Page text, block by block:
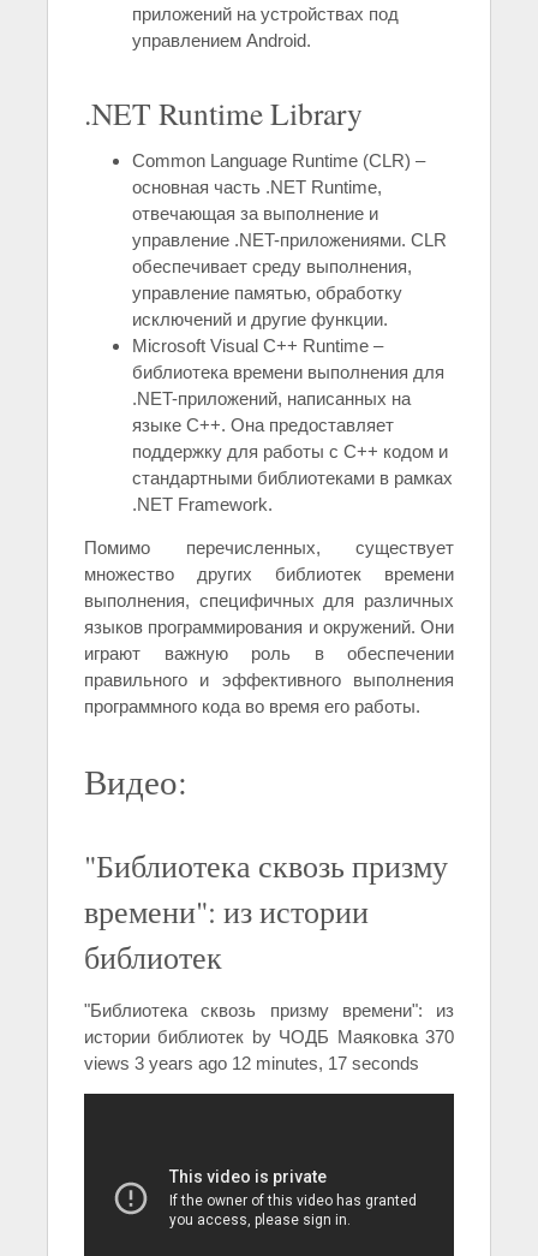
приложений на устройствах под
управлением Android.
.NET Runtime Library
Common Language Runtime (CLR) –
основная часть .NET Runtime,
отвечающая за выполнение и
управление .NET-приложениями. CLR
обеспечивает среду выполнения,
управление памятью, обработку
исключений и другие функции.
Microsoft Visual C++ Runtime –
библиотека времени выполнения для
.NET-приложений, написанных на
языке C++. Она предоставляет
поддержку для работы с C++ кодом и
стандартными библиотеками в рамках
.NET Framework.
Помимо перечисленных, существует
множество других библиотек времени
выполнения, специфичных для различных
языков программирования и окружений. Они
играют важную роль в обеспечении
правильного и эффективного выполнения
программного кода во время его работы.
Видео:
"Библиотека сквозь призму
времени": из истории
библиотек
"Библиотека сквозь призму времени": из
истории библиотек by ЧОДБ Маяковка 370
views 3 years ago 12 minutes, 17 seconds